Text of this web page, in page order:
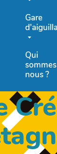
Gare
Qui
sommes
nous ?